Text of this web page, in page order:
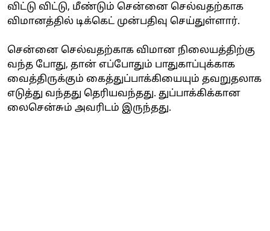
விட்டு விட்டு, மீண்டும் சென்னை செல்வதற்காக
விமானத்தில் டிக்கெட் முன்பதிவு செய்துள்ளார்.
சென்னை செல்வதற்காக விமான நிலையத்திற்கு
வந்த போது, தான் எப்போதும் பாதுகாப்புக்காக
வைத்திருக்கும் கைத்துப்பாக்கியையும் தவறுதலாக
எடுத்து வந்தது தெரியவந்தது. துப்பாக்கிக்கான
லைசென்சும் அவரிடம் இருந்தது.